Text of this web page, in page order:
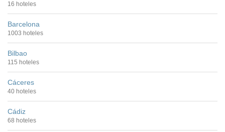
16 hoteles
Barcelona
1003 hoteles
Bilbao
115 hoteles
Cáceres
40 hoteles
Cádiz
68 hoteles